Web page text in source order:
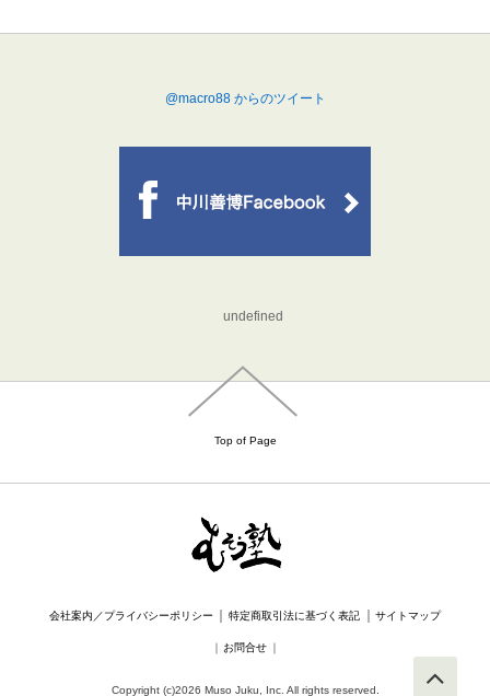
@macro88 からのツイート
undefined
Top of Page
会社案内／プライバシーポリシー 特定商取引法に基づく表記 ｜サイトマップ
お問合せ
Copyright (c)2026 Muso Juku, Inc. All rights reserved.